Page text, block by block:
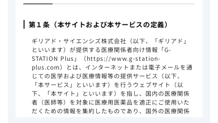
第１条（本サイトおよび本サービスの定義）
ギリアド・サイエンシズ株式会社（以下、「ギリアド」
といいます）が提供する医療関係者向け情報「G-
STATION Plus」（https://www.g-station-
plus.com）とは、インターネットまたは電子メールを通
じての医学および医療情報等の提供サービス（以下、
「本サービス」といいます）を行うウェブサイト（以
下、「本サイト」といいます）を指し、国内の医療関係
者（医師等）を対象に医療用医薬品を適正にご使用いた
だくための情報を集約したものであり、国外の医療関係